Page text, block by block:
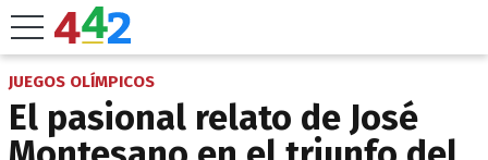
JUEGOS OLÍMPICOS
El pasional relato de José